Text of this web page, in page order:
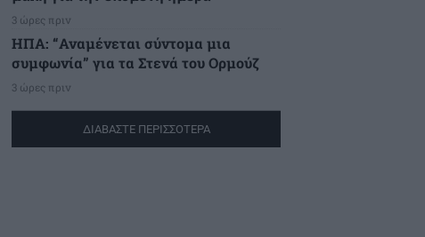
3 ώρες πριν
ΗΠΑ: “Αναμένεται σύντομα μια
συμφωνία” για τα Στενά του Ορμούζ
3 ώρες πριν
ΔΙΑΒΑΣΤΕ ΠΕΡΙΣΣΟΤΕΡΑ